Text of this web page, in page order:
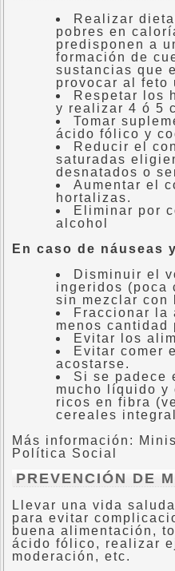
Realizar
pobres en
predisponen a
formación de
sustancias que
provocar al feto
Respetar los
y realizar 4 ó 5
Tomar
ácido fólico y
Reducir el
saturadas
desnatados o
Aumentar el
hortalizas.
Eliminar por
alcohol
En caso de náuseas
Disminuir el
ingeridos (poca
sin mezclar con
Fraccionar la
menos cantidad
Evitar los
Evitar comer
acostarse.
Si se padece
mucho líquido y
ricos en fibra
cereales
Más información:
Política Social
PREVENCIÓN DE
Llevar una vida
para evitar
buena alimentación,
ácido fólico, realizar
moderación, etc.